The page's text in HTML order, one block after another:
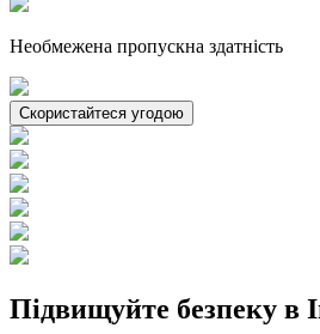
Необмежена пропускна здатність
Скористайтеся угодою
Підвищуйте безпеку в